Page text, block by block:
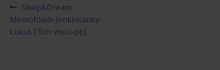
Artikkelien
selaus
Edellinen
artikkeli
Sleep&Dream-
Memofoam-Jenkkisanky-
Luxus (7cm visco-pp)